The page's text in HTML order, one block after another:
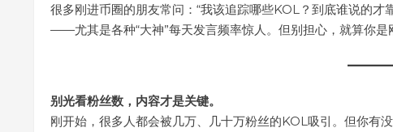
很多刚进币圈的朋友常问：“我该追踪哪些KOL？到底谁说的
——尤其是各种“大神”每天发言频率惊人。但别担心，就算你是
别光看粉丝数，内容才是关键。
刚开始，很多人都会被几万、几十万粉丝的KOL吸引。但你有